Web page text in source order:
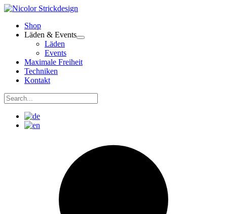
Zum
springenShop
Läden & Events
Läden
Events
Maximale Freiheit
Techniken
Kontakt
Suchen
nach: